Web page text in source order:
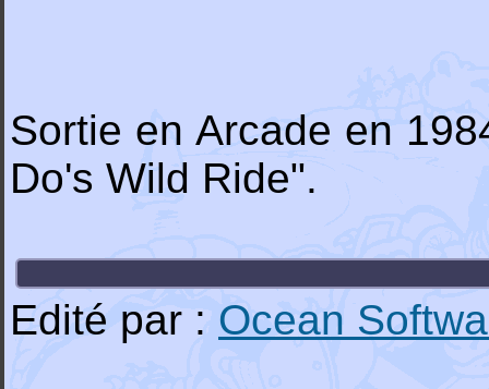
Sortie en Arcade en
Do's Wild Ride".
Edité par : Ocean